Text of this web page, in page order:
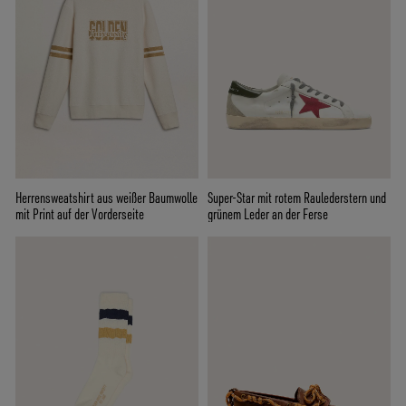
Herrensweatshirt aus weißer Baumwolle
mit Print auf der Vorderseite
Super-Star mit rotem Raulederstern und
grünem Leder an der Ferse